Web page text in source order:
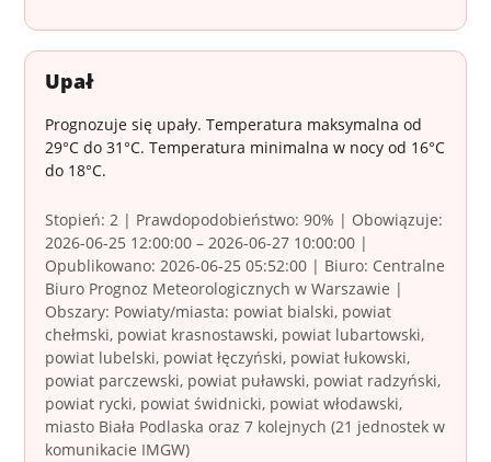
Upał
Prognozuje się upały. Temperatura maksymalna od
29°C do 31°C. Temperatura minimalna w nocy od 16°C
do 18°C.
Stopień: 2 | Prawdopodobieństwo: 90% | Obowiązuje:
2026-06-25 12:00:00 – 2026-06-27 10:00:00 |
Opublikowano: 2026-06-25 05:52:00 | Biuro: Centralne
Biuro Prognoz Meteorologicznych w Warszawie |
Obszary: Powiaty/miasta: powiat bialski, powiat
chełmski, powiat krasnostawski, powiat lubartowski,
powiat lubelski, powiat łęczyński, powiat łukowski,
powiat parczewski, powiat puławski, powiat radzyński,
powiat rycki, powiat świdnicki, powiat włodawski,
miasto Biała Podlaska oraz 7 kolejnych (21 jednostek w
komunikacie IMGW)